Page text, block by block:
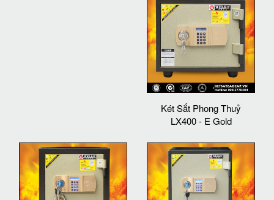
Két Sắt Phong Thuỷ
LX400 - E Gold